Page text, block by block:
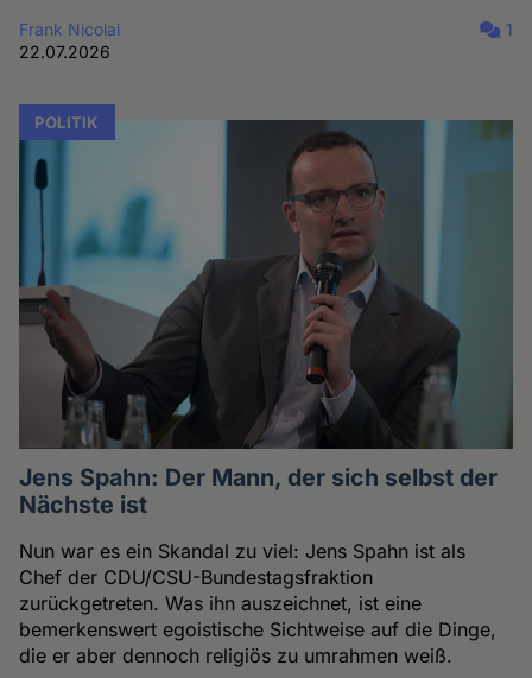
Frank Nicolai
22.07.2026
1
POLITIK
Jens Spahn: Der Mann, der sich selbst der
Nächste ist
Nun war es ein Skandal zu viel: Jens Spahn ist als
Chef der CDU/CSU-Bundestagsfraktion
zurückgetreten. Was ihn auszeichnet, ist eine
bemerkenswert egoistische Sichtweise auf die Dinge,
die er aber dennoch religiös zu umrahmen weiß.